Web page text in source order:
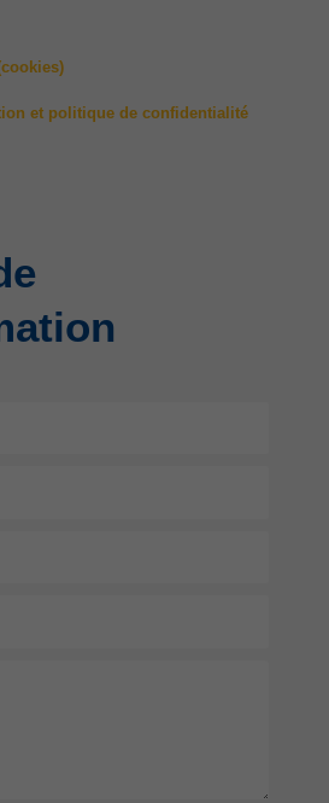
et politique de confidentialité